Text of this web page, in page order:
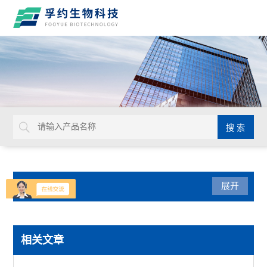
产品分类
默克密理博Millicell-IQ纯水净化系统
展开
相关文章